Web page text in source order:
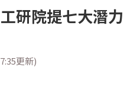
研院提七大潛力
更新)